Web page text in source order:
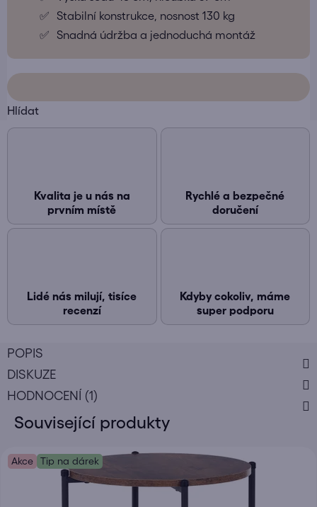
Stabilní konstrukce, nosnost 130 kg
Snadná údržba a jednoduchá montáž
Hlídat
Kvalita je u nás na
prvním místě
Rychlé a bezpečné
doručení
Lidé nás milují, tisíce
recenzí
Kdyby cokoliv, máme
super podporu
POPIS
DISKUZE
HODNOCENÍ (1)
Související produkty
Akce Tip na dárek